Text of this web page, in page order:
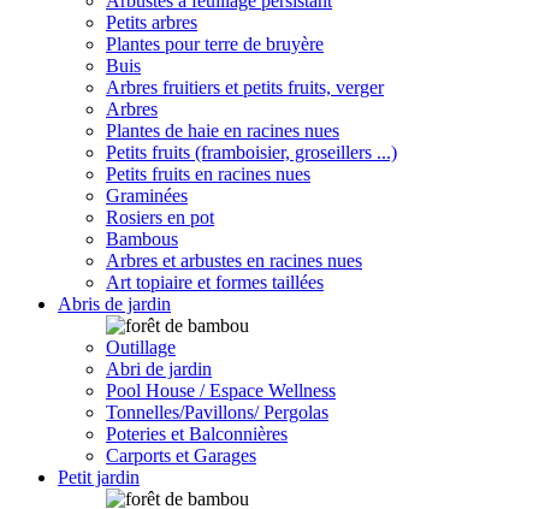
Petits arbres
Plantes pour terre de bruyère
Buis
Arbres fruitiers et petits fruits, verger
Arbres
Plantes de haie en racines nues
Petits fruits (framboisier, groseillers ...)
Petits fruits en racines nues
Graminées
Rosiers en pot
Bambous
Arbres et arbustes en racines nues
Art topiaire et formes taillées
Abris de jardin
Outillage
Abri de jardin
Pool House / Espace Wellness
Tonnelles/Pavillons/ Pergolas
Poteries et Balconnières
Carports et Garages
Petit jardin